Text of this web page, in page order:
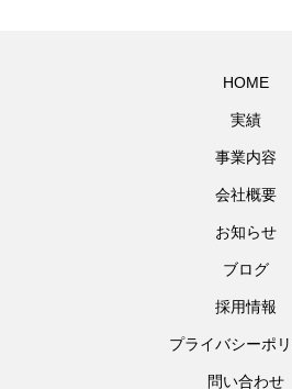
HOME
実績
事業内容
会社概要
お知らせ
ブログ
採用情報
プライバシーポ
問い合わせ